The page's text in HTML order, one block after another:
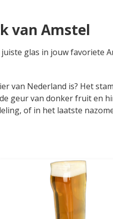
van Amstel
glas in jouw favoriete
van Nederland is? Het
geur van donker fruit en
of in het laatste